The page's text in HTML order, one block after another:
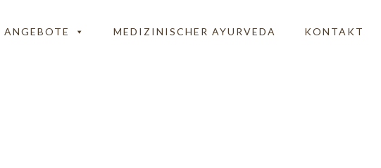
ANGEBOTE MEDIZINISCHER AYURVEDA KONTAKT